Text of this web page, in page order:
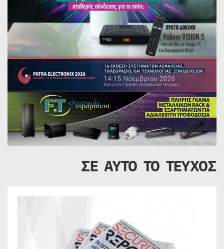
ΣΕ ΑΥΤΟ ΤΟ ΤΕΥΧΟΣ